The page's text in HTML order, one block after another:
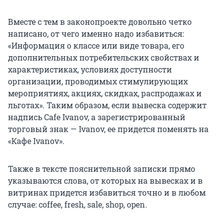
Вместе с тем в законопроекте довольно четко
написано, от чего именно надо избавиться:
«Информация о классе или виде товара, его
дополнительных потребительских свойствах и
характеристиках, условиях доступности
организации, проводимых стимулирующих
мероприятиях, акциях, скидках, распродажах и
льготах». Таким образом, если вывеска содержит
надпись Cafe Ivanov, а зарегистрированный
торговый знак — Ivanov, ее придется поменять на
«Кафе Ivanov».
Также в тексте пояснительной записки прямо
указываются слова, от которых на вывесках и в
витринах придется избавиться точно и в любом
случае: coffee, fresh, sale, shop, open.